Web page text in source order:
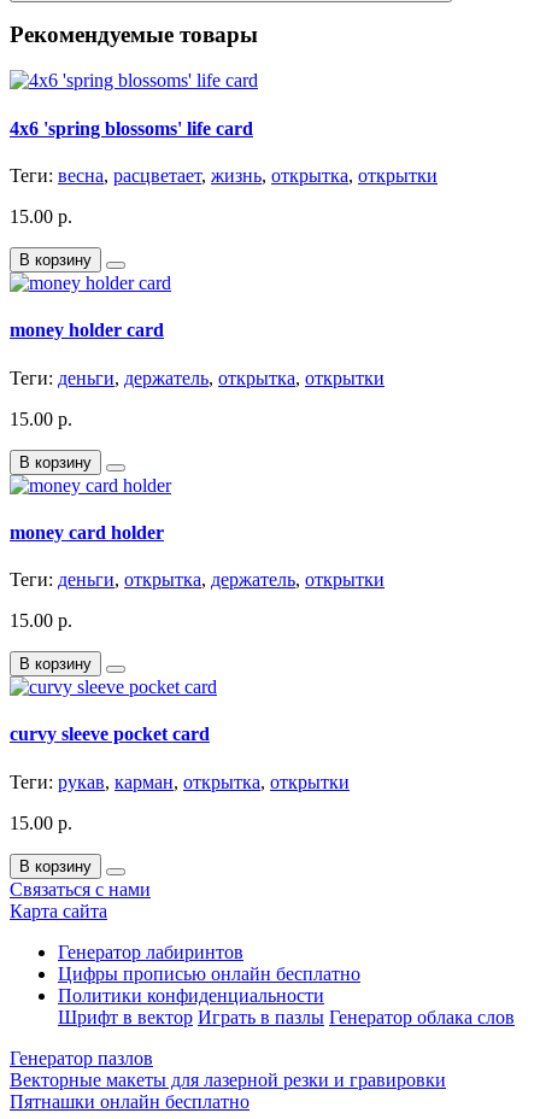
Рекомендуемые товары
4x6 'spring blossoms' life card
Теги: весна, расцветает, жизнь, открытка, открытки
15.00 р.
В корзину
money holder card
Теги: деньги, держатель, открытка, открытки
15.00 р.
В корзину
money card holder
Теги: деньги, открытка, держатель, открытки
15.00 р.
В корзину
curvy sleeve pocket card
Теги: рукав, карман, открытка, открытки
15.00 р.
В корзину
Связаться с нами
Карта сайта
Генератор лабиринтов
Цифры прописью онлайн бесплатно
Политики конфиденциальности
Шрифт в вектор Играть в пазлы Генератор облака слов
Генератор пазлов
Векторные макеты для лазерной резки и гравировки
Пятнашки онлайн бесплатно